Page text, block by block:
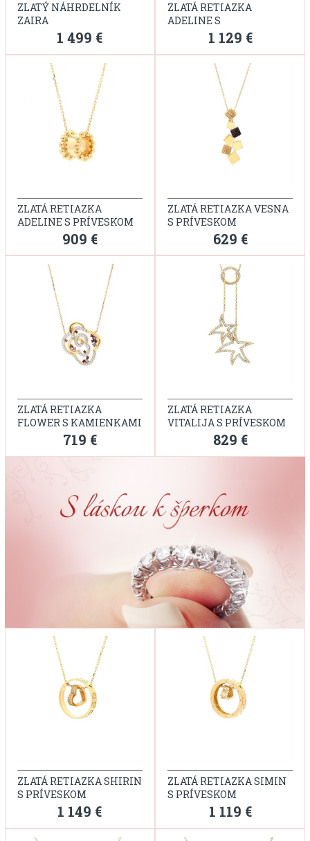
ZLATÝ NÁHRDELNÍK
ZAIRA
1 499 €
ZLATÁ RETIAZKA
ADELINE S
KAMIENKAMI
1 129 €
ZLATÁ RETIAZKA
ADELINE S PRÍVESKOM
909 €
ZLATÁ RETIAZKA VESNA
S PRÍVESKOM
629 €
ZLATÁ RETIAZKA
FLOWER S KAMIENKAMI
719 €
ZLATÁ RETIAZKA
VITALIJA S PRÍVESKOM
829 €
ZLATÁ RETIAZKA SHIRIN
S PRÍVESKOM
1 149 €
ZLATÁ RETIAZKA SIMIN
S PRÍVESKOM
1 119 €